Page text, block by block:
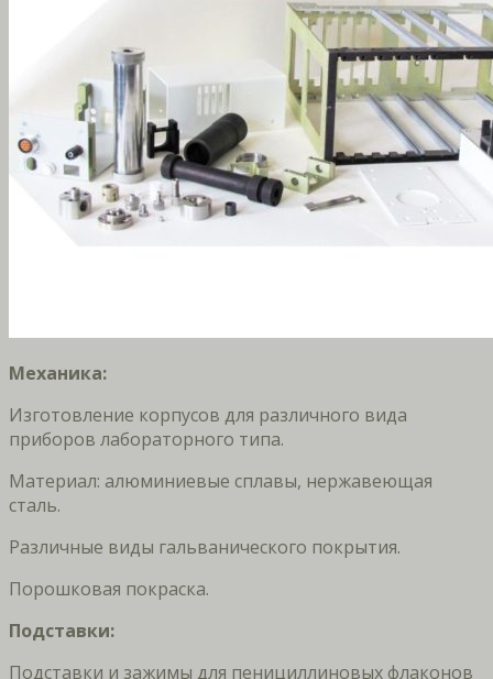
Механика:
Изготовление корпусов для различного вида
приборов лабораторного типа.
Материал: алюминиевые сплавы, нержавеющая
сталь.
Различные виды гальванического покрытия.
Порошковая покраска.
Подставки:
Подставки и зажимы для пенициллиновых флаконов